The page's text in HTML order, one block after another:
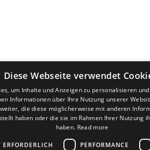
Diese Webseite verwendet
um Inhalte und Anzeigen zu personalisieren
Informationen über Ihre Nutzung unserer
die diese möglicherweise mit anderen
haben oder die sie im Rahmen Ihrer Nutzung
haben. Read more
PERFORMANCE